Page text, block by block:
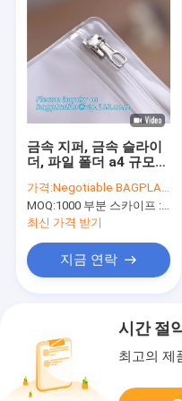
금속 지퍼, 금속 슬라이
더, 파일 폴더 a4 규모
지퍼 화장품 사무 공급
으로 팩을 여행합니다
가격:Negotiable BAGPLASTICS@YAHOO.COM
MOQ:1000 부분 스카이프 : 마이데아르닐
최신 가격 받기
지금 연락
시간 절
최고의 제